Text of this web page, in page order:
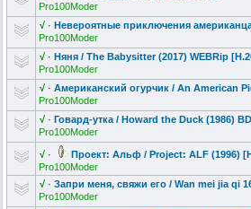
Pro100Moder
√ · Невероятные приключения
Pro100Moder
√ · Няня / The Babysitter (2017) WEBRip
Pro100Moder
√ · Американский огурчик / An American
Pro100Moder
√ · Говард-утка / Howard the Duck (1986)
Pro100Moder
√ ·
Проект: Альф / Project: ALF (1996)
Pro100Moder
√ · Запри меня, свяжи его / Wan mei jia qi
Pro100Moder